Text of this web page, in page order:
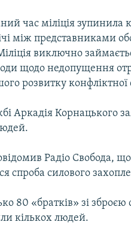
час міліція зупинила
між представниками
виключно
щодо недопущення
розвитку конфліктної
Аркадія Корнацького
Радіо Свобода, що
спроба силового
80 «братків» зі
кількох людей.